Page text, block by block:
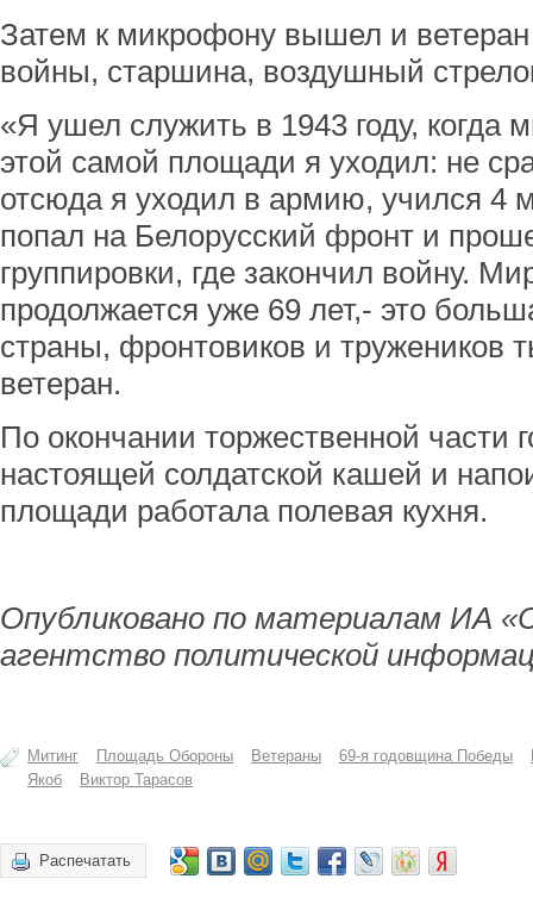
Затем к микрофону вышел и
войны, старшина, воздушный
«Я ушел служить в 1943 году, когда
этой самой площади я уходил: не
отсюда я уходил в армию, учился 4
попал на Белорусский фронт и
группировки, где закончил войну.
продолжается уже 69 лет,- это
страны, фронтовиков и тружеников
ветеран.
По окончании торжественной части
настоящей солдатской кашей и
площади работала полевая кухня.
Опубликовано по материалам ИА
агентство политической
Митинг Площадь Обороны Ветераны 69-я годовщина Победы
Якоб
Виктор Тарасов
Распечатать